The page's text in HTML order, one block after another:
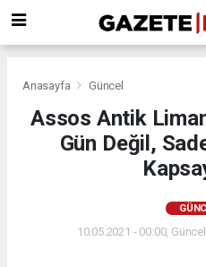
Anasayfa Güncel
Assos Antik
Gün Değil,
10.05.2021 - 00:00,